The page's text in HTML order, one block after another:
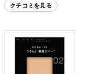
クチコミを見る